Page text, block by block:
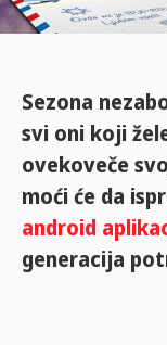
Sezona
svi oni koji
ovekoveče
moći će da
android
generacija